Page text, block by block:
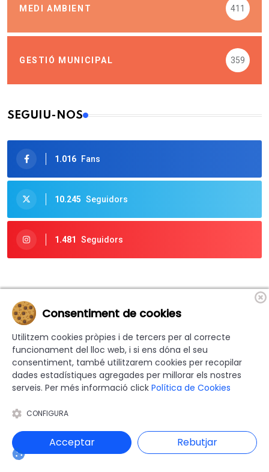
MEDI AMBIENT 411
GESTIÓ MUNICIPAL 359
SEGUIU-NOS
1.016 Fans
10.245 Seguidors
1.481 Seguidors
Donem visibilitat a les actuacions que es fan des dels
ajuntaments de Catalunya i Comuns d'Andorra. Si ets
Ajuntament posa't en contacte amb la nostra redacció i activa
la teva Sala de Premsa.
Consentiment de cookies
Utilitzem cookies pròpies i de tercers per al correcte
funcionament del lloc web, i si ens dóna el seu
consentiment, també utilitzarem cookies per recopilar
dades estadístiques agregades per millorar els nostres
serveis. Per més informació click Política de Cookies
CONFIGURA
Acceptar Rebutjar